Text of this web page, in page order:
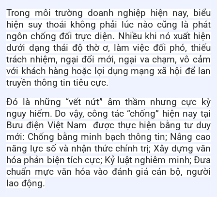
Trong môi trường doanh nghiệp hiện nay, biểu
hiện suy thoái không phải lúc nào cũng là phát
ngôn chống đối trực diện. Nhiều khi nó xuất hiện
dưới dạng thái độ thờ ơ, làm việc đối phó, thiếu
trách nhiệm, ngại đổi mới, ngại va chạm, vô cảm
với khách hàng hoặc lợi dụng mạng xã hội để lan
truyền thông tin tiêu cực.
Đó là những “vết nứt” âm thầm nhưng cực kỳ
nguy hiểm. Do vậy, công tác “chống” hiện nay tại
Bưu điện Việt Nam được thực hiện bằng tư duy
mới: Chống bằng minh bạch thông tin; Nâng cao
năng lực số và nhận thức chính trị;Xây dựng văn
hóa phản biện tích cực; Kỷ luật nghiêm minh; Đưa
chuẩn mực văn hóa vào đánh giá cán bộ, người
lao động.